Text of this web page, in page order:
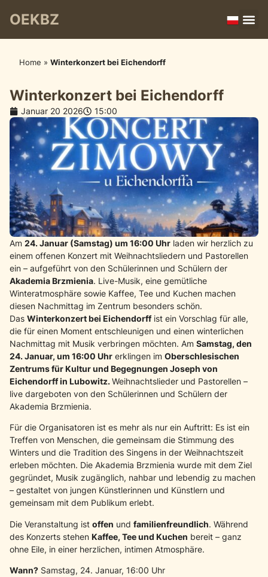
OEKBZ
Home » Winterkonzert bei Eichendorff
Winterkonzert bei Eichendorff
Januar 20 2026 15:00
Am 24. Januar (Samstag) um 16:00 Uhr laden wir herzlich zu
einem offenen Konzert mit Weihnachtsliedern und Pastorellen
ein – aufgeführt von den Schülerinnen und Schülern der
Akademia Brzmienia. Live-Musik, eine gemütliche
Winteratmosphäre sowie Kaffee, Tee und Kuchen machen
diesen Nachmittag im Zentrum besonders schön.
Das Winterkonzert bei Eichendorffist ein Vorschlag für alle,
die für einen Moment entschleunigen und einen winterlichen
Nachmittag mit Musik verbringen möchten. Am Samstag, den
24. Januar, um 16:00 Uhr erklingen im Oberschlesischen
Zentrums für Kultur und Begegnungen Joseph von
Eichendorff in Lubowitz.Weihnachtslieder und Pastorellen –
live dargeboten von den Schülerinnen und Schülern der
Akademia Brzmienia.
Für die Organisatoren ist es mehr als nur ein Auftritt: Es ist ein
Treffen von Menschen, die gemeinsam die Stimmung des
Winters und die Tradition des Singens in der Weihnachtszeit
erleben möchten. Die Akademia Brzmienia wurde mit dem Ziel
gegründet, Musik zugänglich, nahbar und lebendig zu machen
– gestaltet von jungen Künstlerinnen und Künstlern und
gemeinsam mit dem Publikum erlebt.
Die Veranstaltung ist offen und familienfreundlich. Während
des Konzerts stehen Kaffee, Tee und Kuchen bereit – ganz
ohne Eile, in einer herzlichen, intimen Atmosphäre.
Wann? Samstag, 24. Januar, 16:00 Uhr